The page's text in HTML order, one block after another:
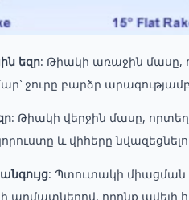
եզր: Թիակի առաջին մասը,
ջուրը բարձր
: Թիակի վերջին մասը, որտեղ
և վիհերը
: Պտուտակի միացման
արմատներով, որոնք ավելի